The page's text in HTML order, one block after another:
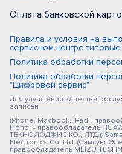
Оплата банковской
Правила и условия на
сервисном центре
Политика обработки
Политика обработки
"Цифровой сервис"
Для улучшения качества
записан
iPhone, Macbook, iPad -
Honor - правообладатель
ТЕКНОЛОДЖИС КО., ЛТД.);
Electronics Co. Ltd. (Самсунг
правообладатель MEIZU